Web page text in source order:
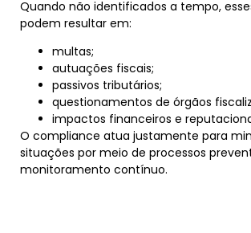
Quando não identificados a tempo,
podem resultar em:
multas;
autuações fiscais;
passivos tributários;
questionamentos de órgãos
impactos financeiros e
O compliance atua justamente para
situações por meio de processos
monitoramento contínuo.